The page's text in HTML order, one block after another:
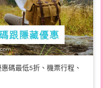
碼最低5折、機票行程、